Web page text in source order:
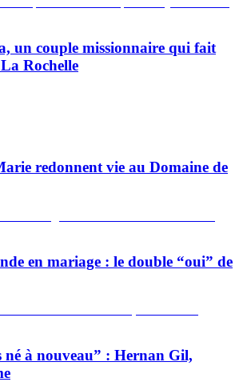
un couple missionnaire qui fait
Rochelle
redonnent vie au Domaine de
en mariage : le double “oui” de
né à nouveau” : Hernan Gil,